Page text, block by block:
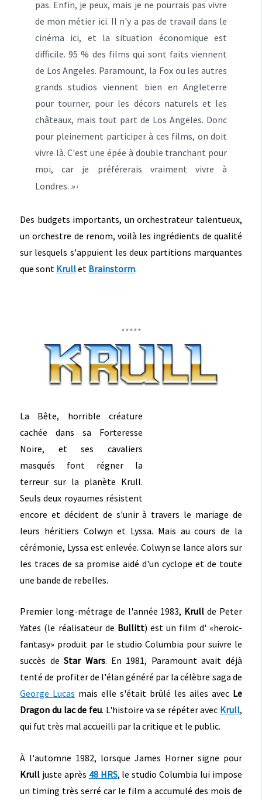
pas. Enfin, je peux, mais je ne pourrais pas vivre
de mon métier ici. Il n'y a pas de travail dans le
cinéma ici, et la situation économique est
difficile. 95 % des films qui sont faits viennent
de Los Angeles. Paramount, la Fox ou les autres
grands studios viennent bien en Angleterre
pour tourner, pour les décors naturels et les
châteaux, mais tout part de Los Angeles. Donc
pour pleinement participer à ces films, on doit
vivre là. C'est une épée à double tranchant pour
moi, car je préférerais vraiment vivre à
Londres. »1
Des budgets importants, un orchestrateur talentueux,
un orchestre de renom, voilà les ingrédients de qualité
sur lesquels s'appuient les deux partitions marquantes
que sont Krullet Brainstorm.
*****
La Bête, horrible créature
cachée dans sa Forteresse
Noire, et ses cavaliers
masqués font régner la
terreur sur la planète Krull.
Seuls deux royaumes résistent
encore et décident de s'unir à travers le mariage de
leurs héritiers Colwyn et Lyssa. Mais au cours de la
cérémonie, Lyssa est enlevée. Colwyn se lance alors sur
les traces de sa promise aidé d'un cyclope et de toute
une bande de rebelles.
Premier long-métrage de l'année 1983, Krull de Peter
Yates (le réalisateur de Bullitt) est un film d' «heroic-
fantasy» produit par le studio Columbia pour suivre le
succès deStar Wars. En 1981, Paramount avait déjà
tenté de profiter de l'élan généré par la célèbre saga de
George Lucas mais elle s'était brûlé les ailes avec Le
Dragon du lac de feu. L'histoire va se répéter avec Krull,
qui fut très mal accueilli par la critique et le public.
À l'automne 1982, lorsque James Horner signe pour
Krull juste après 48 HRS, le studio Columbia lui impose
un timing très serré car le film a accumulé des mois de